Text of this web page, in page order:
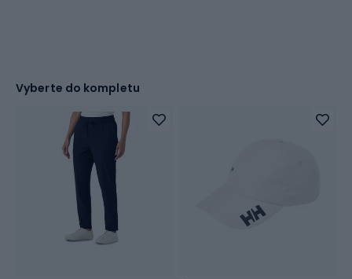
Vyberte do kompletu